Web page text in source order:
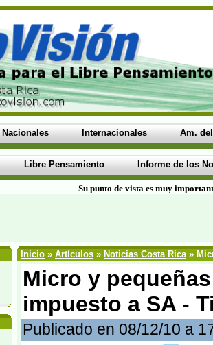
Nacionales Internacionales Am.
Libre Pensamiento Informe de los
Su punto de vista es muy
Inicio » Artículos » Noticias Costa Rica»
Micro y
impuesto a SA -
Publicado en 08/12/10 a